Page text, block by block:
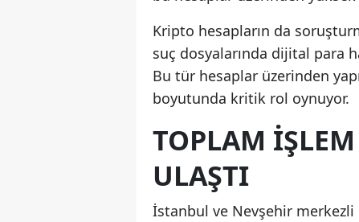
Kripto hesapların da
suç dosyalarında dijital para
Bu tür hesaplar üzerinden
boyutunda kritik rol oynuyor.
TOPLAM
ULAŞTI
İstanbul ve Nevşehir